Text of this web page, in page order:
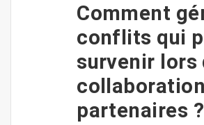
Comment
conflits qui
survenir lors
partenaires ?